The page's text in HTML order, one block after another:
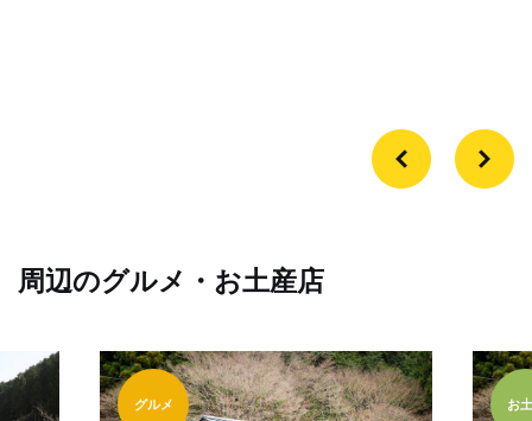
周辺のグルメ・お土産店
グルメ お